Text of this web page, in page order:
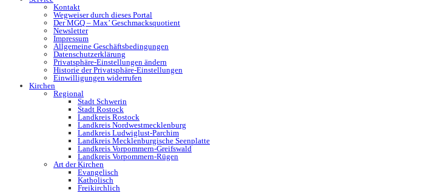
Kontakt
Wegweiser durch dieses Portal
Der MGQ – Max’ Geschmacksquotient
Newsletter
Impressum
Allgemeine Geschäftsbedingungen
Datenschutzerklärung
Privatsphäre-Einstellungen ändern
Historie der Privatsphäre-Einstellungen
Einwilligungen widerrufen
Kirchen
Regional
Stadt Schwerin
Stadt Rostock
Landkreis Rostock
Landkreis Nordwestmecklenburg
Landkreis Ludwiglust-Parchim
Landkreis Mecklenburgische Seenplatte
Landkreis Vorpommern-Greifswald
Landkreis Vorpommern-Rügen
Art der Kirchen
Evangelisch
Katholisch
Freikirchlich